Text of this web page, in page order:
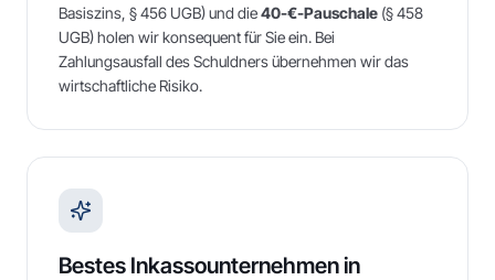
Basiszins, § 456 UGB) und die40-€-Pauschale (§ 458
UGB) holen wir konsequent für Sie ein. Bei
Zahlungsausfall des Schuldners übernehmen wir das
wirtschaftliche Risiko.
Bestes Inkassounternehmen in